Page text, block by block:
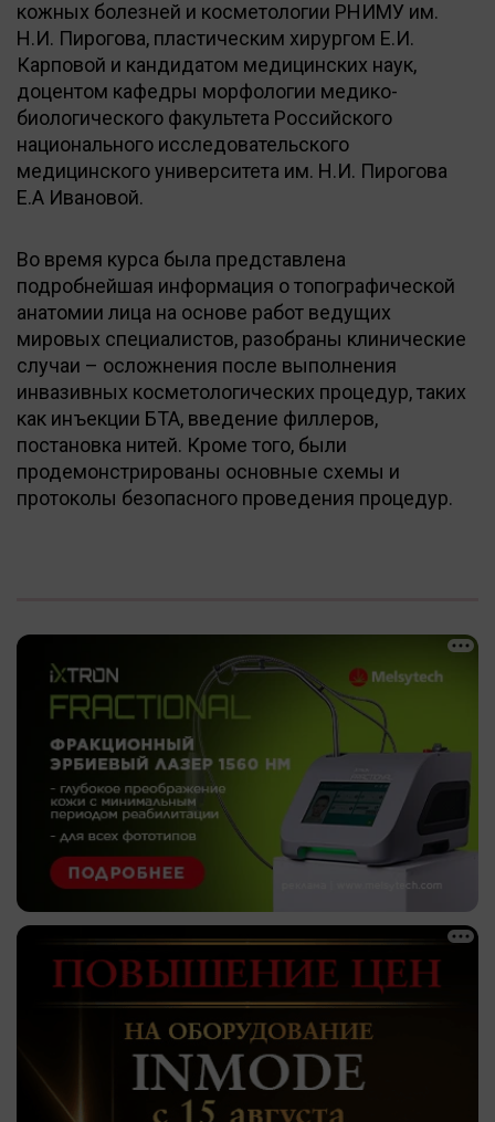
кожных болезней и косметологии РНИМУ им.
Н.И. Пирогова, пластическим хирургом Е.И.
Карповой и кандидатом медицинских наук,
доцентом кафедры морфологии медико-
биологического факультета Российского
национального исследовательского
медицинского университета им. Н.И. Пирогова
Е.А Ивановой.
Во время курса была представлена
подробнейшая информация о топографической
анатомии лица на основе работ ведущих
мировых специалистов, разобраны клинические
случаи – осложнения после выполнения
инвазивных косметологических процедур, таких
как инъекции БТА, введение филлеров,
постановка нитей. Кроме того, были
продемонстрированы основные схемы и
протоколы безопасного проведения процедур.